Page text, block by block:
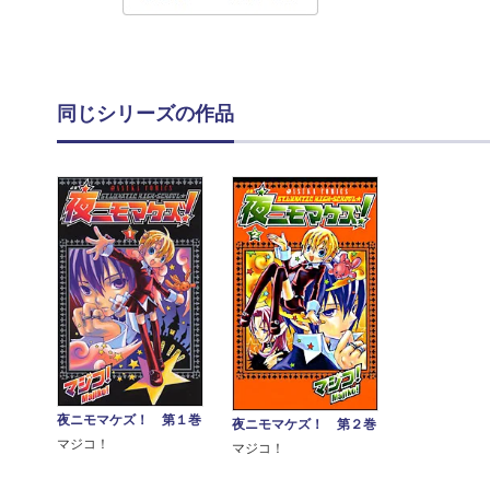
同じシリーズの作品
夜ニモマケズ！ 第１巻
マジコ！
夜ニモマケズ！ 第２巻
マジコ！